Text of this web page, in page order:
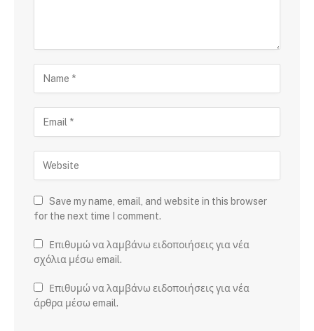
Save my name, email, and website in this browser
for the next time I comment.
Επιθυμώ να λαμβάνω ειδοποιήσεις για νέα
σχόλια μέσω email.
Επιθυμώ να λαμβάνω ειδοποιήσεις για νέα
άρθρα μέσω email.